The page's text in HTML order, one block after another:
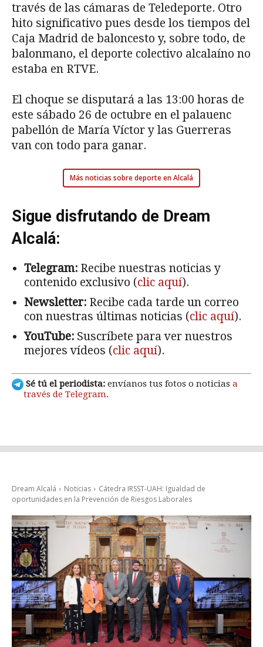
través de las cámaras de Teledeporte. Otro
hito significativo pues desde los tiempos del
Caja Madrid de baloncesto y, sobre todo, de
balonmano, el deporte colectivo alcalaíno no
estaba en RTVE.
El choque se disputará a las 13:00 horas de
este sábado 26 de octubre en el palauenc
pabellón de María Víctor y las Guerreras
van con todo para ganar.
Más noticias sobre deporte en Alcalá
Sigue disfrutando de Dream
Alcalá:
Telegram: Recibe nuestras noticias y
contenido exclusivo (clic aquí).
Newsletter: Recibe cada tarde un correo
con nuestras últimas noticias (clic aquí).
YouTube: Suscríbete para ver nuestros
mejores vídeos (clic aquí).
Sé tú el periodista: envíanos tus fotos o noticias a
través de Telegram.